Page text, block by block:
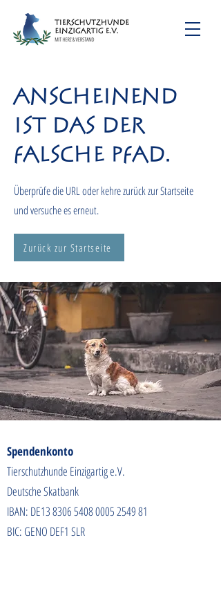
Anscheinend
ist das der
falsche Pfad.
Überprüfe die URL oder kehre zurück zur Startseite
und versuche es erneut.
Zurück zur Startseite
Spendenkonto
Tierschutzhunde Einzigartig e.V.
Deutsche Skatbank
IBAN: DE138306 5408 0005 254981
BIC: GENO DEF1 SLR